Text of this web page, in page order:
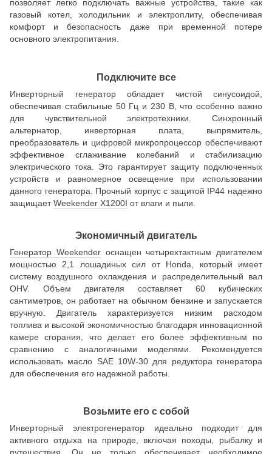
позволяет легко подключать важные устройства, такие как
газовый котел, холодильник и электроплиту, обеспечивая
комфорт и безопасность даже при временной потере
основного электропитания.
Подключите все
Инверторный генератор обладает чистой синусоидой,
обеспечивая стабильные 50 Гц и 230 В, что особенно важно
для чувствительной электротехники. Синхронный
альтернатор, инверторная плата, выпрямитель,
преобразователь и цифровой микропроцессор обеспечивают
эффективное сглаживание колебаний и стабилизацию
электрического тока. Это гарантирует защиту подключенных
устройств и равномерное освещение при использовании
данного генератора. Прочный корпус с защитой IP44 надежно
защищаетWeekender X1200I от влаги и пыли.
Экономичный двигатель
Генератор Weekenderоснащен четырехтактным двигателем
мощностью 2,1 лошадиных сил от Honda, который имеет
систему воздушного охлаждения и распределительный вал
OHV. Объем двигателя составляет 60 кубических
сантиметров, он работает на обычном бензине и запускается
вручную. Двигатель характеризуется низким расходом
топлива и высокой экономичностью благодаря инновационной
камере сгорания, что делает его более эффективным по
сравнению с аналогичными моделями. Рекомендуется
использовать масло SAE 10W-30 для редуктора генератора
для обеспечения его надежной работы.
Возьмите его с собой
Инверторный электрогенератор идеально подходит для
активного отдыха на природе, включая походы, рыбалку и